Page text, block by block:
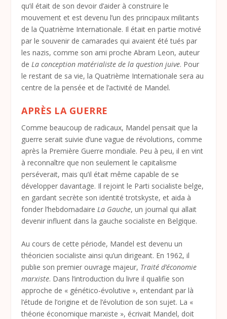
qu’il était de son devoir d’aider à construire le
mouvement et est devenu l’un des principaux militants
de la Quatrième Internationale. Il était en partie motivé
par le souvenir de camarades qui avaient été tués par
les nazis, comme son ami proche Abram Leon, auteur
deLa conception matérialiste de la question juive. Pour
le restant de sa vie, la Quatrième Internationale sera au
centre de la pensée et de l’activité de Mandel.
APRÈS LA GUERRE
Comme beaucoup de radicaux, Mandel pensait que la
guerre serait suivie d’une vague de révolutions, comme
après la Première Guerre mondiale. Peu à peu, il en vint
à reconnaître que non seulement le capitalisme
perséverait, mais qu’il était même capable de se
développer davantage. Il rejoint le Parti socialiste belge,
en gardant secrète son identité trotskyste, et aida à
fonder l’hebdomadaire La Gauche, un journal qui allait
devenir influent dans la gauche socialiste en Belgique.
Au cours de cette période, Mandel est devenu un
théoricien socialiste ainsi qu’un dirigeant. En 1962, il
publie son premier ouvrage majeur, Traité d’économie
marxiste. Dans l’introduction du livre il qualifie son
approche de « génético-évolutive », entendant par là
l’étude de l’origine et de l’évolution de son sujet. La «
théorie économique marxiste », écrivait Mandel, doit